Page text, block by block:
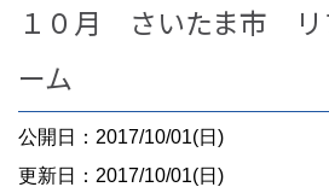
１０月 さいたま市 リ
ーム
公開日：2017/10/01(日)
更新日：2017/10/01(日)